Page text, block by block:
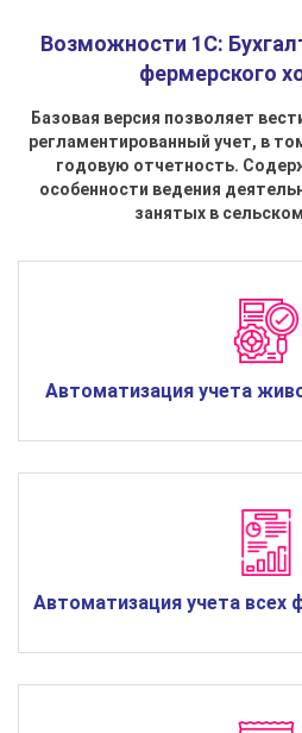
Возможности 1С:
фермерского
Базовая версия позволяет
регламентированный учет, в
годовую отчетность.
особенности ведения
занятых в
Автоматизация учета
Автоматизация учета всех